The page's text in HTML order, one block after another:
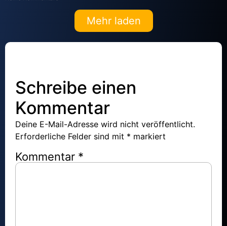
Mehr laden
Schreibe einen
Kommentar
Deine E-Mail-Adresse wird nicht veröffentlicht.
Erforderliche Felder sind mit * markiert
Kommentar *